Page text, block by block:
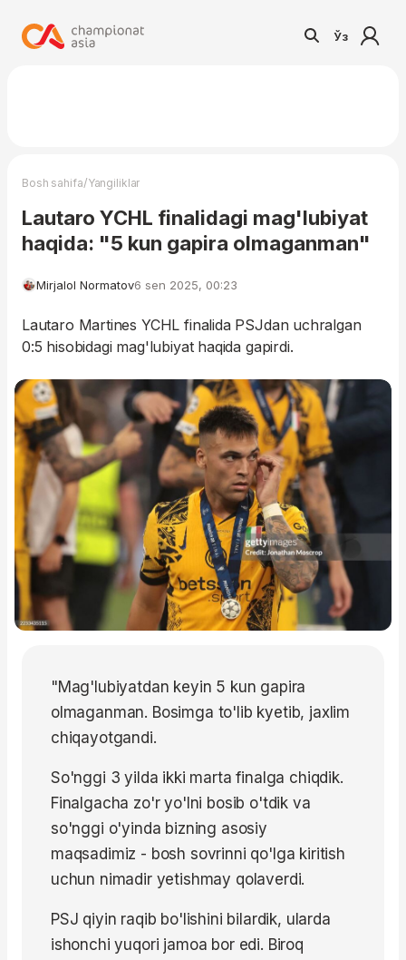
Ўз
Bosh sahifa/Yangiliklar
Lautaro YCHL finalidagi mag'lubiyat
haqida: "5 kun gapira olmaganman"
Mirjalol Normatov6 sen 2025, 00:23
Lautaro Martines YCHL finalida PSJdan uchralgan
0:5 hisobidagi mag'lubiyat haqida gapirdi.
"Mag'lubiyatdan keyin 5 kun gapira
olmaganman. Bosimga to'lib kyetib, jaxlim
chiqayotgandi.
So'nggi 3 yilda ikki marta finalga chiqdik.
Finalgacha zo'r yo'lni bosib o'tdik va
so'nggi o'yinda bizning asosiy
maqsadimiz - bosh sovrinni qo'lga kiritish
uchun nimadir yetishmay qolaverdi.
PSJ qiyin raqib bo'lishini bilardik, ularda
ishonchi yuqori jamoa bor edi. Biroq